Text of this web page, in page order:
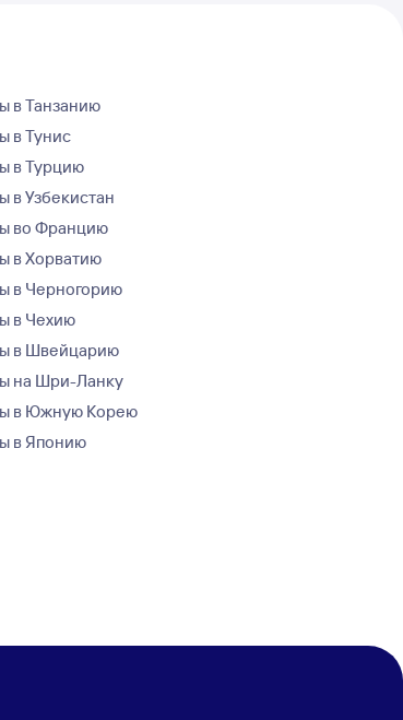
в Танзанию
в Тунис
в Турцию
в Узбекистан
во Францию
в Хорватию
в Черногорию
в Чехию
в Швейцарию
на Шри-Ланку
в Южную Корею
в Японию